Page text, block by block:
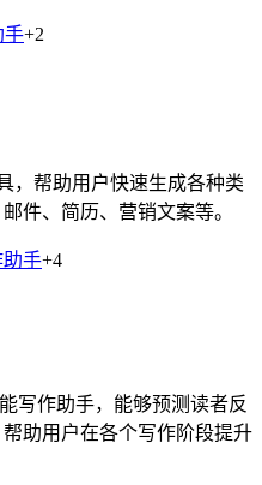
手+2
，帮助用户快速生成各种类
件、简历、营销文案等。
助手+4
写作助手，能够预测读者反
助用户在各个写作阶段提升